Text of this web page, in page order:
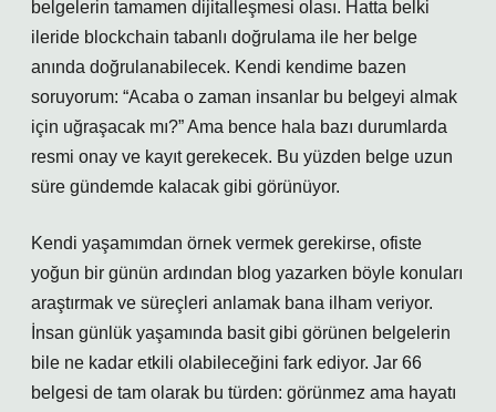
belgelerin tamamen dijitalleşmesi olası. Hatta belki
ileride blockchain tabanlı doğrulama ile her belge
anında doğrulanabilecek. Kendi kendime bazen
soruyorum: “Acaba o zaman insanlar bu belgeyi almak
için uğraşacak mı?” Ama bence hala bazı durumlarda
resmi onay ve kayıt gerekecek. Bu yüzden belge uzun
süre gündemde kalacak gibi görünüyor.
Kendi yaşamımdan örnek vermek gerekirse, ofiste
yoğun bir günün ardından blog yazarken böyle konuları
araştırmak ve süreçleri anlamak bana ilham veriyor.
İnsan günlük yaşamında basit gibi görünen belgelerin
bile ne kadar etkili olabileceğini fark ediyor. Jar 66
belgesi de tam olarak bu türden: görünmez ama hayatı